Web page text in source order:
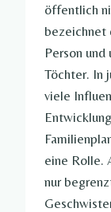
öffentlich
bezeichnet
Person und
Töchter. In
viele
eine Rolle.
nur